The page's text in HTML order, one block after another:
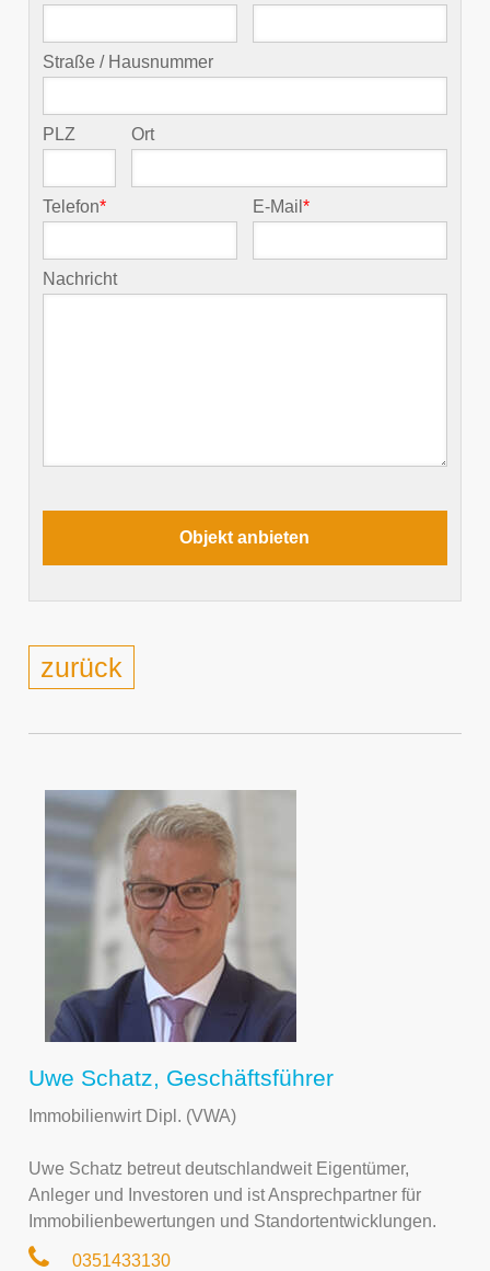
Straße / Hausnummer
PLZ Ort
Telefon* E-Mail*
Nachricht
zurück
Uwe Schatz, Geschäftsführer
Immobilienwirt Dipl. (VWA)
Uwe Schatz betreut deutschlandweit Eigentümer,
Anleger und Investoren und ist Ansprechpartner für
Immobilienbewertungen und Standortentwicklungen.
0351433130